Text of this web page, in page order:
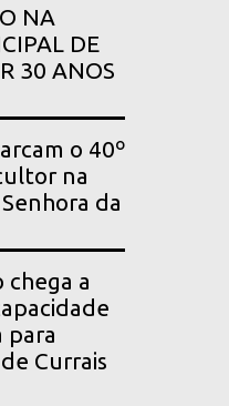
NA
DE
30 ANOS
o 40º
na
da
a
para
Currais